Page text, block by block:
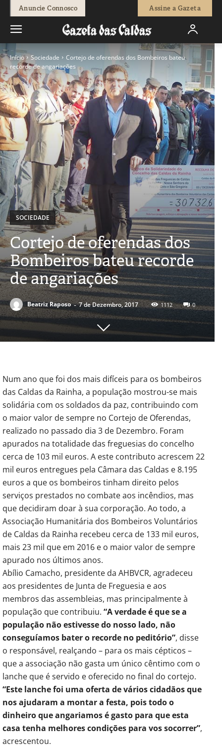
Anuncie Connosco Assine a Gazeta
Início Sociedade
Cortejo de oferendas dos Bombeiros bateu
recorde de angariações
SOCIEDADE
Cortejo de oferendas dos
Bombeiros bateu recorde
de angariações
Beatriz Raposo - 7 de Dezembro, 2017 1112 0
Num ano que foi dos mais difíceis para os bombeiros
das Caldas da Rainha, a população mostrou-se mais
solidária com os soldados da paz, contribuindo com
o maior valor de sempre no Cortejo de Oferendas,
realizado no passado dia 3 de Dezembro. Foram
apurados na totalidade das freguesias do concelho
cerca de 103 mil euros. A este contributo acrescem 22
mil euros entregues pela Câmara das Caldas e 8.195
euros a que os bombeiros tinham direito pelos
serviços prestados no combate aos incêndios, mas
que decidiram doar à sua corporação. Ao todo, a
Associação Humanitária dos Bombeiros Voluntários
de Caldas da Rainha recebeu cerca de 133 mil euros,
mais 23 mil que em 2016 e o maior valor de sempre
apurado nos últimos anos.
Abílio Camacho, presidente da AHBVCR, agradeceu
aos presidentes de Junta de Freguesia e aos
membros das assembleias, mas principalmente à
população que contribuiu. “A verdade é que se a
população não estivesse do nosso lado, não
conseguíamos bater o recorde no peditório”, disse
o responsável, realçando – para os mais cépticos –
que a associação não gasta um único cêntimo com o
lanche que é servido e oferecido no final do cortejo.
“Este lanche foi uma oferta de vários cidadãos que
nos ajudaram a montar a festa, pois todo o
dinheiro que angariamos é gasto para que esta
casa tenha melhores condições para vos socorrer”,
acrescentou.